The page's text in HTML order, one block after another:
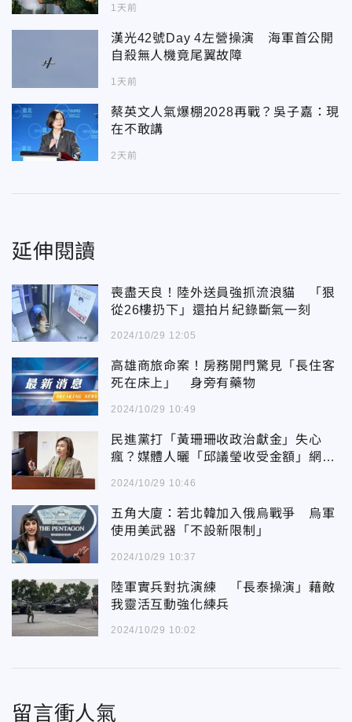
1天前
漢光42號Day 4左營操演 海軍首公開
自殺無人機竟尾翼故障
1天前
蔡英文人氣爆棚2028再戰？吳子嘉：現
在不敢講
2天前
延伸閱讀
喪盡天良！陸外送員強抓流浪貓 「狠
從26樓扔下」還拍片紀錄斷氣一刻
2024/10/29 12:05
高雄商旅命案！房務開門驚見「長住客
死在床上」 身旁有藥物
2024/10/29 10:49
民進黨打「黃珊珊收政治獻金」失心
瘋？媒體人曬「邱議瑩收受金額」網驚
2024/10/29 10:46
五角大廈：若北韓加入俄烏戰爭 烏軍
使用美武器「不設新限制」
2024/10/29 10:37
陸軍實兵對抗演練 「長泰操演」藉敵
我靈活互動強化練兵
2024/10/29 10:02
留言衝人氣